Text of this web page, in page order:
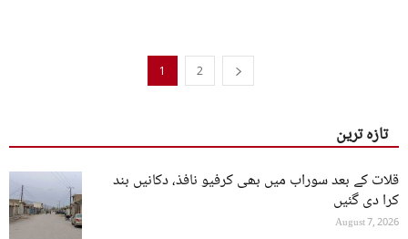
1 2
تازہ ترین
قلات کے بعد سوراب میں بھی کرفیو نافذ، دکانیں بند
کرا دی گئیں
August 7, 2026